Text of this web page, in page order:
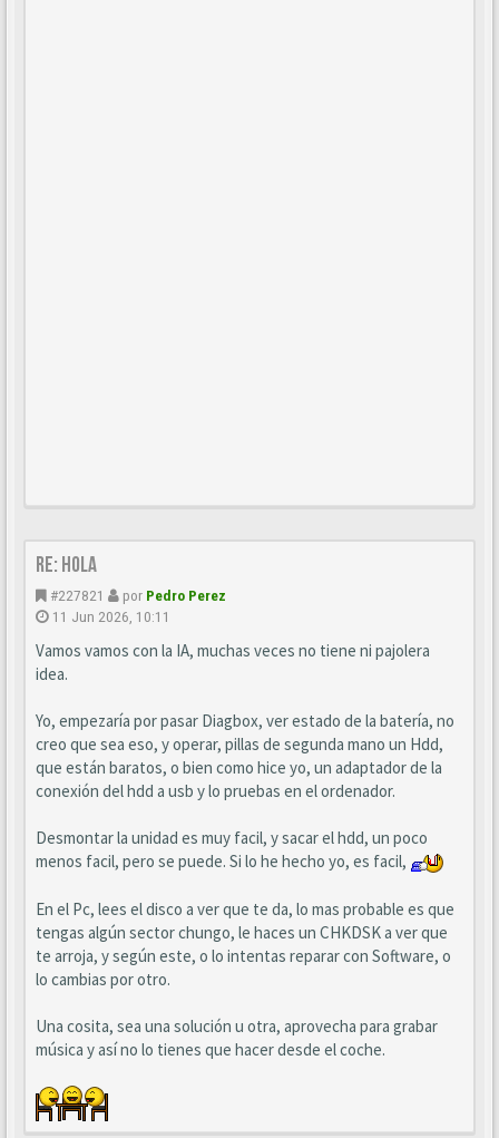
Re: Hola
#227821 por Pedro Perez
11 Jun 2026, 10:11
Vamos vamos con la IA, muchas veces no tiene ni pajolera
idea.
Yo, empezaría por pasar Diagbox, ver estado de la batería, no
creo que sea eso, y operar, pillas de segunda mano un Hdd,
que están baratos, o bien como hice yo, un adaptador de la
conexión del hdd a usb y lo pruebas en el ordenador.
Desmontar la unidad es muy facil, y sacar el hdd, un poco
menos facil, pero se puede. Si lo he hecho yo, es facil,
En el Pc, lees el disco a ver que te da, lo mas probable es que
tengas algún sector chungo, le haces un CHKDSK a ver que
te arroja, y según este, o lo intentas reparar con Software, o
lo cambias por otro.
Una cosita, sea una solución u otra, aprovecha para grabar
música y así no lo tienes que hacer desde el coche.